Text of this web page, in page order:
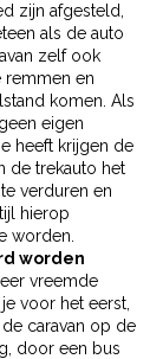
zijn afgesteld,
als de auto
zelf ook
remmen en
komen. Als
eigen
heeft krijgen de
de trekauto het
verduren en
hierop
worden.
worden
vreemde
voor het eerst,
caravan op de
door een bus